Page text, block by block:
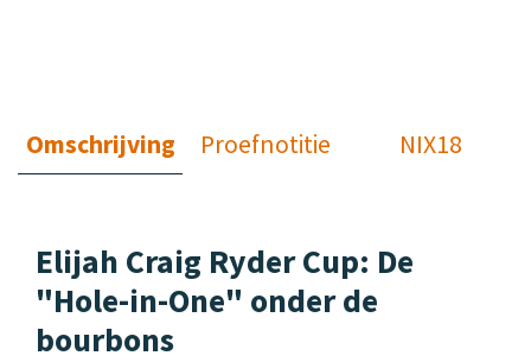
Omschrijving Proefnotitie NIX18
Elijah Craig Ryder Cup: De
"Hole-in-One" onder de
bourbons